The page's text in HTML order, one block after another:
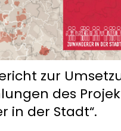
zur
des
in der Stadt“.